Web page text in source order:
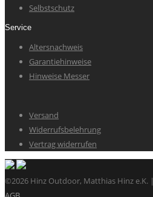
Selbstschutz
Service
Altersnachweis
Garantiehinweise
Hinweise Messer
Versand
Widerrufsbelehrung
Vertrag widerrufen
©2026 Hinz Outdoor, Matthias Hinz e.K. |